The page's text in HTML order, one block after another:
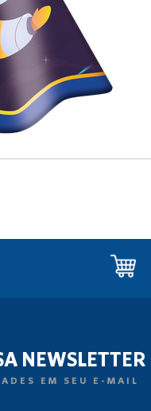
NEWSLETTER
EM SEU E-MAIL